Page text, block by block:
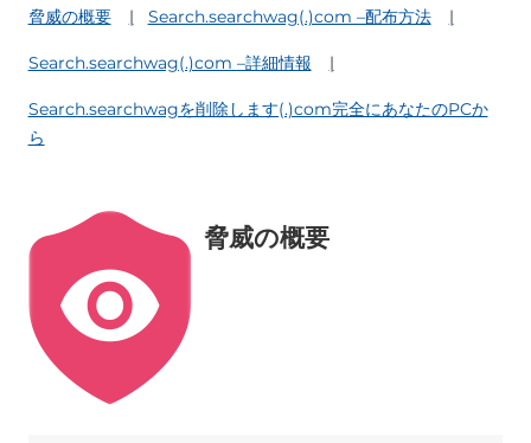
脅威の概要
Search.searchwag(.)com –配布方法
Search.searchwag(.)com –詳細情報
Search.searchwagを削除します(.)com完全にあなたのPCか
ら
脅威の概要